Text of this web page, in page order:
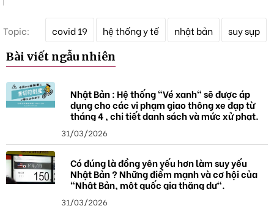
Topic:
k
h
a
covid 19 hệ thống y tế nhật bản suy sụp
Bài viết ngẫu nhiên
Nhật Bản : Hệ thống "Vé xanh" sẽ được áp
dụng cho các vi phạm giao thông xe đạp từ
tháng 4 , chi tiết danh sách và mức xử phạt.
31/03/2026
Có đúng là đồng yên yếu hơn làm suy yếu
Nhật Bản ? Những điểm mạnh và cơ hội của
"Nhật Bản, một quốc gia thặng dư".
31/03/2026